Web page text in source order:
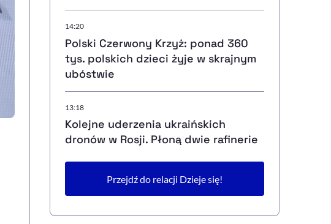
14:20
Polski Czerwony Krzyż: ponad 360
tys. polskich dzieci żyje w skrajnym
ubóstwie
13:18
Kolejne uderzenia ukraińskich
dronów w Rosji. Płoną dwie rafinerie
Przejdź do relacji Dzieje się!